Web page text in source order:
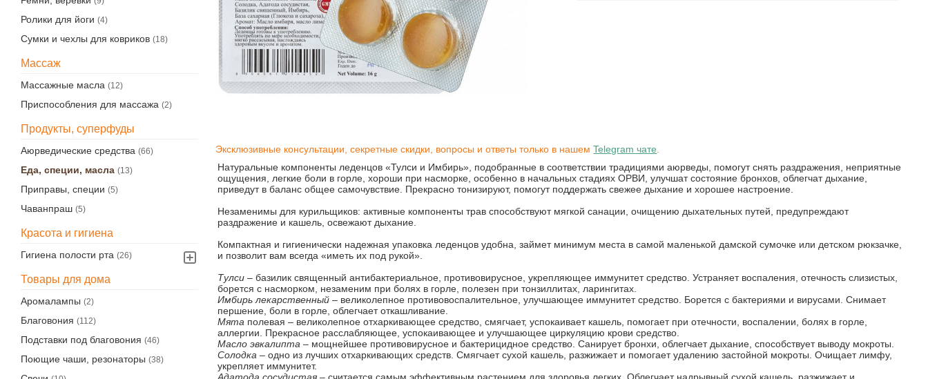
Ролики для йоги (4)
Сумки и чехлы для ковриков (18)
Массаж
Массажные масла (12)
Приспособления для массажа (2)
Продукты, суперфуды
Аюрведические средства (66)
Еда, специи, масла (13)
Приправы, специи (5)
Чаванпраш (5)
Красота и гигиена
Гигиена полости рта (26)
Товары для дома
Аромалампы (2)
Благовония (112)
Подставки под благовония (46)
Поющие чаши, резонаторы (38)
Эксклюзивные консультации, секретные скидки, вопросы и ответы только в нашемTelegram чате
Натуральные компоненты леденцов «Тулси и Имбирь», подобранные в соответствии традициями аюрведы, помогут снять раздражения, неприятные
ощущения, легкие боли в горле, хороши при насморке, особенно в начальных стадиях ОРВИ, улучшат состояние бронхов, облегчат дыхание,
приведут в баланс общее самочувствие. Прекрасно тонизируют, помогут поддержать свежее дыхание и хорошее настроение.
Незаменимы для курильщиков: активные компоненты трав способствуют мягкой санации, очищению дыхательных путей, предупреждают
раздражение и кашель, освежают дыхание.
Компактная и гигиенически надежная упаковка леденцов удобна, займет минимум места в самой маленькой дамской сумочке или детском рюкзачке,
и позволит вам всегда «иметь их под рукой».
Тулси – базилик священный антибактериальное, противовирусное, укрепляющее иммунитет средство. Устраняет воспаления, отечность слизистых,
борется с насморком, незаменим при болях в горле, полезен при тонзиллитах, ларингитах.
Имбирь лекарственный – великолепное противовоспалительное, улучшающее иммунитет средство. Борется с бактериями и вирусами. Снимает
першение, боли в горле, облегчает откашливание.
Мята полевая – великолепное отхаркивающее средство, смягчает, успокаивает кашель, помогает при отечности, воспалении, болях в горле,
аллергии. Прекрасное расслабляющее, успокаивающее и улучшающее циркуляцию крови средство.
Масло эвкалипта – мощнейшее противовирусное и бактерицидное средство. Санирует бронхи, облегчает дыхание, способствует выводу мокроты.
Солодка – одно из лучших отхаркивающих средств. Смягчает сухой кашель, разжижает и помогает удалению застойной мокроты. Очищает лимфу,
укрепляет иммунитет.
Адатода сосудистая – считается самым эффективным растением для здоровья легких. Облегчает надрывный сухой кашель, разжижает и